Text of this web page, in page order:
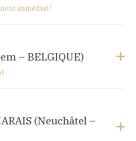
immédiat !
– BELGIQUE)
(Neuchâtel –